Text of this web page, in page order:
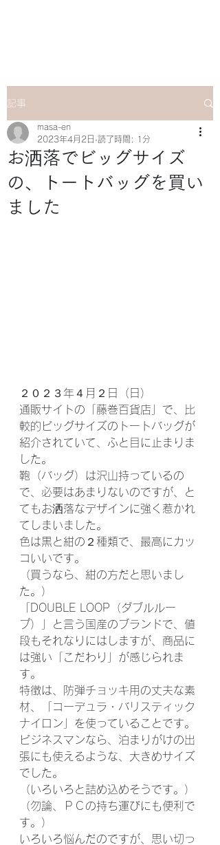
記事
お洒落でビッグサイズ
の、トートバッグを買い
ました
masa-en
2023年4月2日 読了時間: 1分
２０２３年４月２日（日）
通販サイトの「藤巻百貨店」で、比
較的ビッグサイズのトートバッグが
紹介されていて、ふと目に止まりま
した。
鞄（バッグ）は沢山持っているの
で、必要はあまりないのですが、と
てもお洒落なデザインに強く惹かれ
てしまいました。
色は黒と紺の２種類で、最高にカッ
コいいです。
（買うなら、紺の方だと思いまし
た。）
「DOUBLE LOOP（ダブルルー
プ）」と言う国産のブランドで、値
段もそれなりにはしますが、商品に
は強い「こだわり」が感じられま
す。
特徴は、防弾チョッキ用の丈夫な素
材、「コーデュラ・バリスティック
ナイロン」を使っていることです。
ビジネスマンなら、泊まりがけの出
張にも使えるような、大きめサイズ
でした。
（いろいろと詰め込めそうです。）
（勿論、ＰＣの持ち運びにも便利で
す。）
いろいろ悩んだのですが、思い切っ